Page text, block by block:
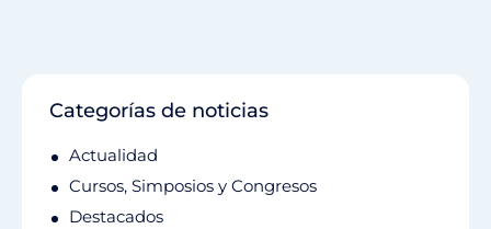
Categorías de noticias
Actualidad
Cursos, Simposios y Congresos
Destacados